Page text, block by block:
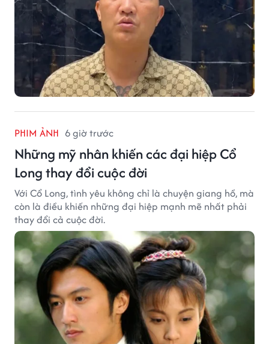
PHIM ẢNH 6 giờ trước
Những mỹ nhân khiến các đại hiệp Cổ
Long thay đổi cuộc đời
Với Cổ Long, tình yêu không chỉ là chuyện giang hồ, mà
còn là điều khiến những đại hiệp mạnh mẽ nhất phải
thay đổi cả cuộc đời.